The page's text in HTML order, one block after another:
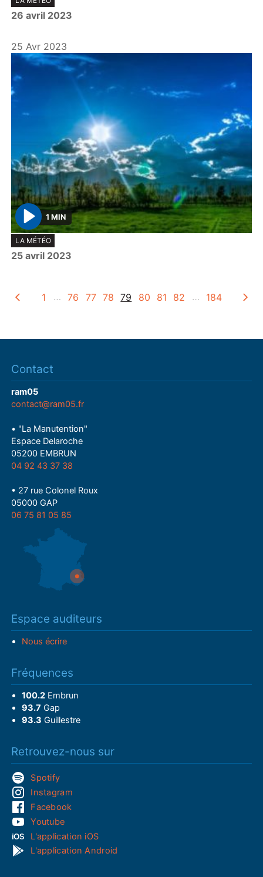
l
a
26 avril 2023
25 Avr 2023
P
l
a
1 MIN
LA MÉTÉO
25 avril 2023
1 … 76 77 78 79 80 81 82 … 184
Contact
ram05
contact@ram05.fr
• "La Manutention"
Espace Delaroche
05200 EMBRUN
04 92 43 37 38
• 27 rue Colonel Roux
05000 GAP
06 75 81 05 85
Espace auditeurs
Nous écrire
Fréquences
100.2Embrun
93.7 Gap
93.3 Guillestre
Retrouvez-nous sur
Spotify
Instagram
Facebook
Youtube
L'application iOS
L'application Android